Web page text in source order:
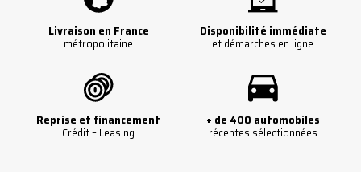
Livraison en France
métropolitaine
Disponibilité immédiate
et démarches en ligne
Reprise et financement
Crédit – Leasing
+ de 400 automobiles
récentes sélectionnées